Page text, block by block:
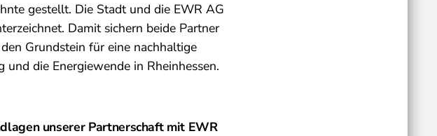
gestellt. Die Stadt und die EWR AG
Damit sichern beide Partner
Grundstein für eine nachhaltige
die Energiewende in Rheinhessen.
unserer Partnerschaft mit EWR